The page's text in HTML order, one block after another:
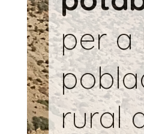
per a
rural